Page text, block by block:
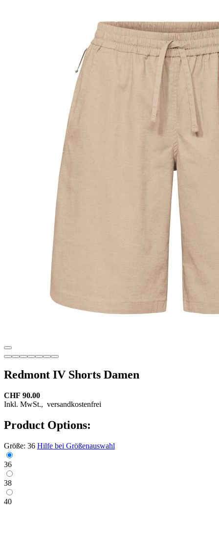
Redmont IV Shorts Damen
CHF 90.00
Inkl. MwSt., versandkostenfrei
Product Options:
Größe: 36 Hilfe bei Größenauswahl
36
38
40